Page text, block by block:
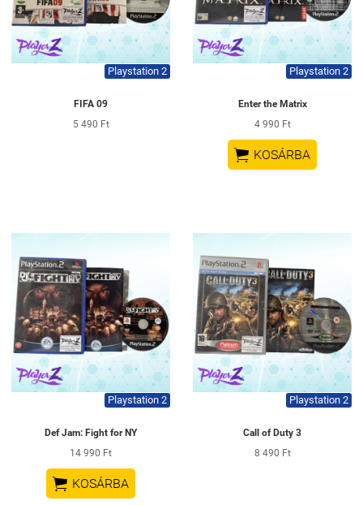
Playstation 2
FIFA 09
5 490 Ft
Playstation 2
Enter the Matrix
4 990 Ft
 KOSÁRBA
Playstation 2
Def Jam: Fight for NY
14 990 Ft
 KOSÁRBA
Playstation 2
Call of Duty 3
8 490 Ft